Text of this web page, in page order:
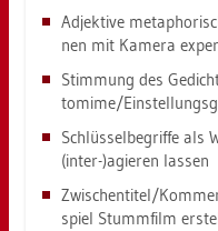
Ad­jek­ti­ve
nen mit Ka­me­ra
Stim­mung des
to­mi­me/
Schlüs­sel­be­grif­fe als
(inter-)agie­ren las­sen
Zwi­schen­ti­tel/
spiel Stumm­film